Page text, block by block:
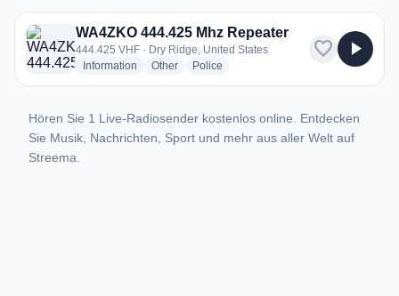
1 Radiosender aus Dry Ridge
WA4ZKO 444.425 Mhz Repeater
444.425 VHF · Dry Ridge, United States
Information radio stations
Otherradio stations
Police
favorite play_arrow
Hören Sie 1 Live-Radiosender kostenlos online. Entdecken
Sie Musik, Nachrichten, Sport und mehr aus aller Welt auf
Streema.